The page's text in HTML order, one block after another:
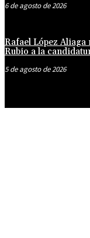
6 de agosto de 2026
Rafael López
Rubio a la
5 de agosto de 2026